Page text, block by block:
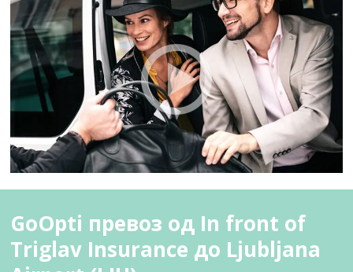
GoOpti превоз од In front of
Triglav Insurance до Ljubljana